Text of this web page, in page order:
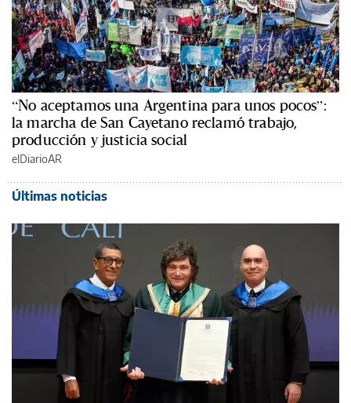
“No aceptamos una Argentina para unos pocos”:
la marcha de San Cayetano reclamó trabajo,
producción y justicia social
elDiarioAR
Últimas noticias